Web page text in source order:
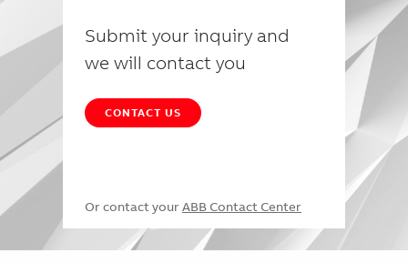
Submit your inquiry and
we will contact you
CONTACT US
Or contact your ABB Contact Center